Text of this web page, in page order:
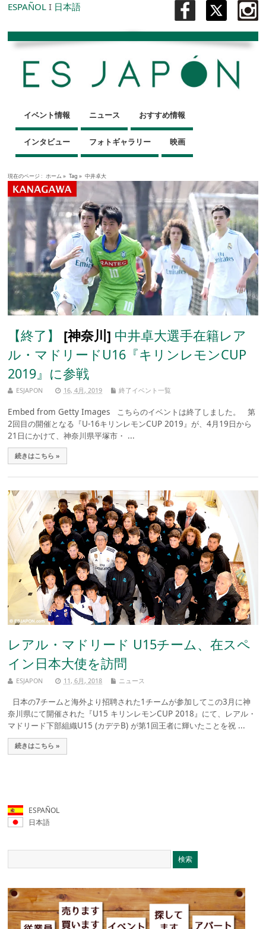
ESPAÑOL I 日本語
イベント情報 ニュース おすすめ情報
インタビュー フォトギャラリー 映画
現在のページ : ホーム » Tag » 中井卓大
【終了】 [神奈川] 中井卓大選手在籍レア
ル・マドリードU16『キリンレモンCUP
2019』に参戦
ESJAPON 16, 4月, 2019 終了イベント一覧
Embed from Getty Images こちらのイベントは終了しました。 第
2回目の開催となる『U-16キリンレモンCUP 2019』が、4月19日から
21日にかけて、神奈川県平塚市・ ...
続きはこちら »
レアル・マドリード U15チーム、在スペ
イン日本大使を訪問
ESJAPON 11, 6月, 2018 ニュース
日本の7チームと海外より招聘された1チームが参加してこの3月に神
奈川県にて開催された『U15 キリンレモンCUP 2018』にて、レアル・
マドリード下部組織U15 (カデテB) が第1回王者に輝いたことを祝 ...
続きはこちら »
ESPAÑOL
日本語